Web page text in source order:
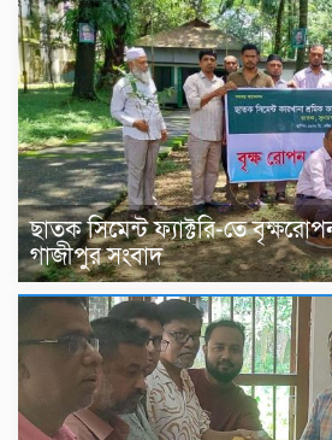
ছাতক সিমেন্ট ফ্যাক্টরি-তে
গাজীপুর সংবাদ